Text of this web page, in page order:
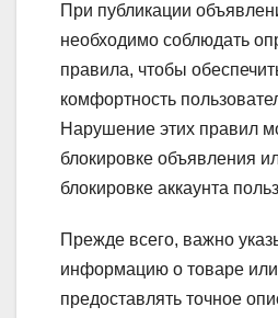
При публикации
необходимо соблюдать
правила, чтобы
комфортность
Нарушение этих правил
блокировке объявления
блокировке аккаунта
Прежде всего, важно
информацию о товаре или
предоставлять точное